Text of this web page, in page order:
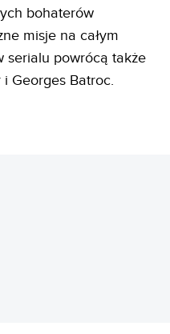
bohaterów
misje na całym
serialu powrócą także
Georges Batroc.